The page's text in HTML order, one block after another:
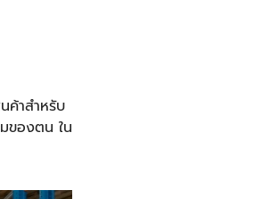
ค้าสำหรับ
ของตน ใน